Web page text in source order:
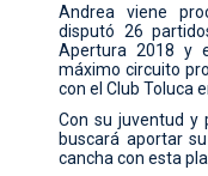
Andrea viene
disputó 26
Apertura 2018 y
máximo circuito
con el Club Toluca
Con su juventud y
buscará aportar
cancha con esta